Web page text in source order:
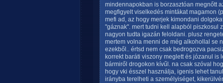
mindennapokban is borzasztóan megnőtt
megfigyelt viselkedés mintákat magamon
mefi ad, az hogy merjek kimondani
"gáznak". mert tudni kell alapból piszkosul
nagyon tudta igazán feloldani. plusz
mertem volna menni de még alkohollal se
ezekből.. értsd nem csak bedrogozva
korrekt baráti viszony meglett és józanul
bármiről drogokon kívűl. na csak szóval
hogy vki ésszel használja, igenis lehet
irányba terelheti a személyiséget,